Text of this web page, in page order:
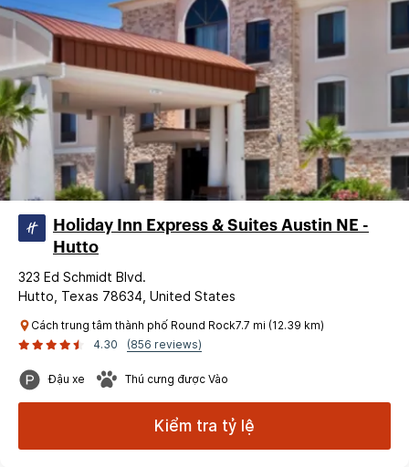
Holiday Inn Express & Suites Austin NE -
Hutto
323 Ed Schmidt Blvd.
Hutto, Texas 78634, United States
Cách trung tâm thành phố Round Rock7.7 mi (12.39 km)
4.30
(856 reviews)
Đậu xe Thú cưng được Vào
Kiểm tra tỷ lệ